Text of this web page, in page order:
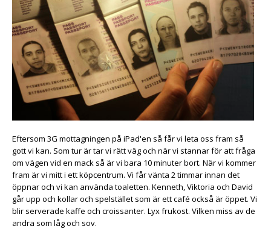
Eftersom 3G mottagningen på iPad'en så får vi leta oss fram så
gott vi kan. Som tur är tar vi rätt väg och när vi stannar för att fråga
om vägen vid en mack så är vi bara 10 minuter bort. När vi kommer
fram är vi mitt i ett köpcentrum. Vi får vänta 2 timmar innan det
öppnar och vi kan använda toaletten. Kenneth, Viktoria och David
går upp och kollar och spelstället som är ett café också är öppet. Vi
blir serverade kaffe och croissanter. Lyx frukost. Vilken miss av de
andra som låg och sov.